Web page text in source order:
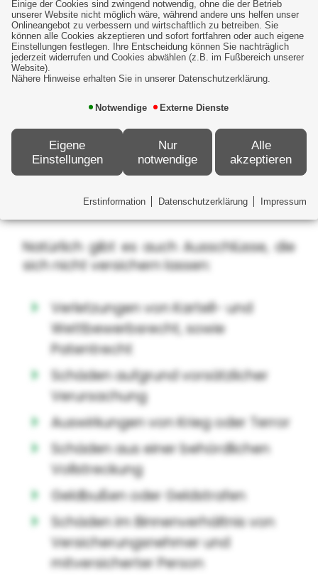
Einige der Cookies sind zwingend notwendig, ohne die der Betrieb
unserer Website nicht möglich wäre, während andere uns helfen unser
Onlineangebot zu verbessern und wirtschaftlich zu betreiben. Sie
können alle Cookies akzeptieren und sofort fortfahren oder auch eigene
Einstellungen festlegen. Ihre Entscheidung können Sie nachträglich
jederzeit widerrufen und Cookies abwählen (z.B. im Fußbereich unserer
Website).
Nähere Hinweise erhalten Sie in unserer Datenschutzerklärung.
Notwendige Externe Dienste
Eigene
Einstellungen
Nur
notwendige
Alle
akzeptieren
Erstinformation Datenschutzerklärung Impressum
Kreditüberwachungsdienstleistungen
Kosten für Krisenmanagement
Kosten für PR-Beratung
Betriebsunterbrechungsschäden
Vertragsstrafen
Lösegeldzahlungen
Wiederherstellungskosten
Sicherheitsverbesserungen
Natürlich gibt es auch Ausschlüsse, die
sich nicht versichern lassen:
Verletzungen von Kartell- und
Wettbewerbsrecht, sowie
Patentrecht
Schäden aufgrund vorsätzlicher
Verursachung
Auswirkungen von Krieg oder Terror
Schäden aus einer behördlichen
Vollstreckung
Geldbußen oder Geldstrafen
Schäden im Binnenverhältnis von
Versicherungsnehmer und
mitversicherter Person